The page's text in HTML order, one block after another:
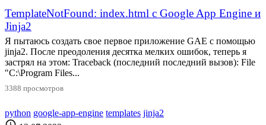
TemplateNotFound: index.html с Google App Engine и
Jinja2
Я пытаюсь создать свое первое приложение GAE с помощью
jinja2. После преодоления десятка мелких ошибок, теперь я
застрял на этом: Traceback (последний последний вызов): File
"C:\Program Files...
3388 просмотров
python google-app-engine templates jinja2